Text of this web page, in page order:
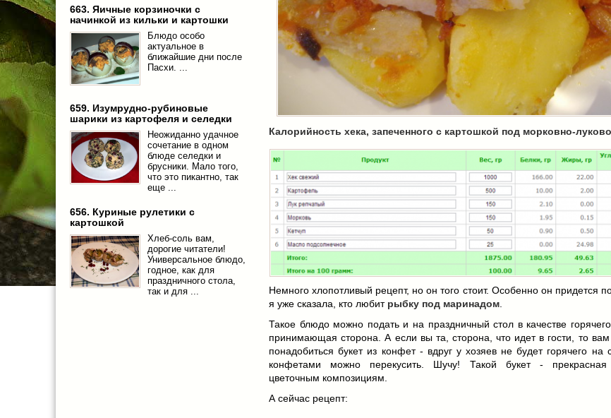
Калорийность хека, запеченного с картошкой под морковно-
Немного хлопотливый рецепт, но он того стоит. Особенно он придется
я уже сказала, кто любит рыбку под маринадом
Такое блюдо можно подать и на праздничный стол в качестве
принимающая сторона. А если вы та, сторона, что идет в гости, то
понадобиться букет из конфет - вдруг у хозяев не будет горячего на
конфетами можно перекусить. Шучу! Такой букет - прекрасная
цветочным композициям.
А сейчас рецепт:
663. Яичные корзиночки с
начинкой из кильки и картошки
Блюдо особо
актуальное в
ближайшие дни после
Пасхи. ...
659. Изумрудно-рубиновые
шарики из картофеля и селедки
Неожиданно удачное
сочетание в одном
блюде селедки и
брусники. Мало того,
что это пикантно, так
еще ...
656. Куриные рулетики с
картошкой
Хлеб-соль вам,
дорогие читатели!
Универсальное блюдо,
годное, как для
праздничного стола,
так и для ...